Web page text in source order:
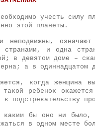
учесть силу
этой планеты.
странами, и одна
в девятом доме –
а в одиннадцатом
когда женщина
такой ребенок
подстрекательству
бы оно ни было,
в одном месте